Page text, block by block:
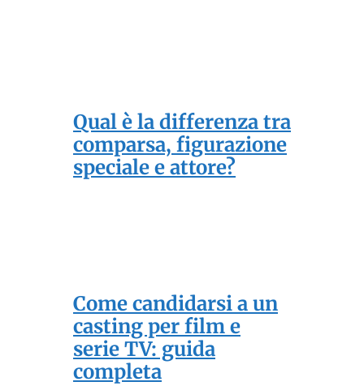
Qual è la differenza tra
comparsa, figurazione
speciale e attore?
Come candidarsi a un
casting per film e
serie TV: guida
completa